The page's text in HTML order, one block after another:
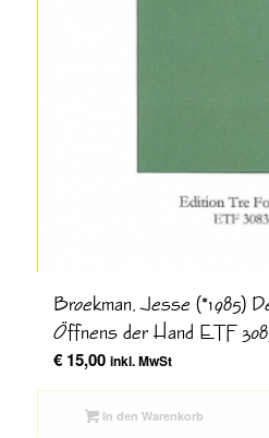
Broekman, Jesse (*1985)
Öffnens der Hand ETF
€15,00 inkl. MwSt
In den Warenkorb